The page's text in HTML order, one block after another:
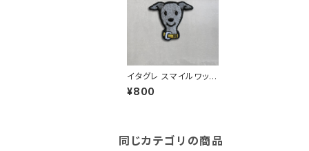
イタグレ スマイルワッペ
ン［Cタイプ］
¥800
同じカテゴリの商品